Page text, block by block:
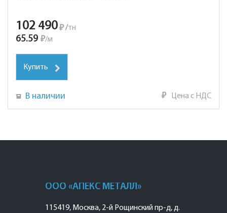
102 490₽ /тн
65.59 ₽/м
Купить
В наличии ₽ Цена с НДС
ООО «АПЕКС МЕТАЛЛ»
115419, Москва, 2-й Рощинский пр-д, д.